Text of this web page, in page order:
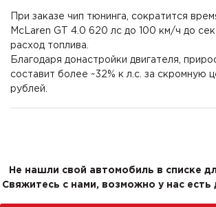
При заказе чип тюнинга, сократится
McLaren GT 4.0 620 лс до 100 км/ч до сек
расход топлива.
Благодаря донастройки двигателя,
составит более ~32% к л.с. за скромную
рублей.
Не нашли свой автомобиль в списке
Свяжитесь с нами, возможно у нас есть